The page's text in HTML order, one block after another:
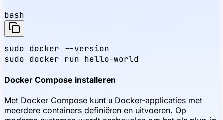
bash
sudo docker --version
sudo docker run hello-world
Docker Compose installeren
Met Docker Compose kunt u Docker-applicaties met
meerdere containers definiëren en uitvoeren. Op